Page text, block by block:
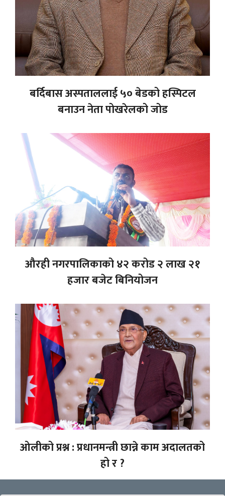
बर्दिबास अस्पताललाई ५० बेडको हस्पिटल
बनाउन नेता पोखरेलको जोड
औरही नगरपालिकाको ४२ करोड २ लाख २१
हजार बजेट बिनियोजन
ओलीको प्रश्न : प्रधानमन्त्री छान्ने काम अदालतको
हो र ?